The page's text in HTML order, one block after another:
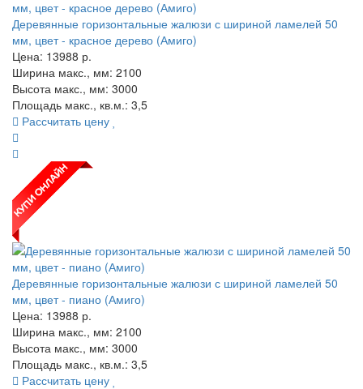
Деревянные горизонтальные жалюзи с шириной ламелей 50
мм, цвет - красное дерево (Амиго)
Цена: 13988 р.
Ширина макс., мм: 2100
Высота макс., мм: 3000
Площадь макс., кв.м.: 3,5
Рассчитать цену
Деревянные горизонтальные жалюзи с шириной ламелей 50
мм, цвет - пиано (Амиго)
Цена: 13988 р.
Ширина макс., мм: 2100
Высота макс., мм: 3000
Площадь макс., кв.м.: 3,5
Рассчитать цену